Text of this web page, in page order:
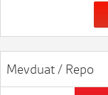
Mevduat / Repo